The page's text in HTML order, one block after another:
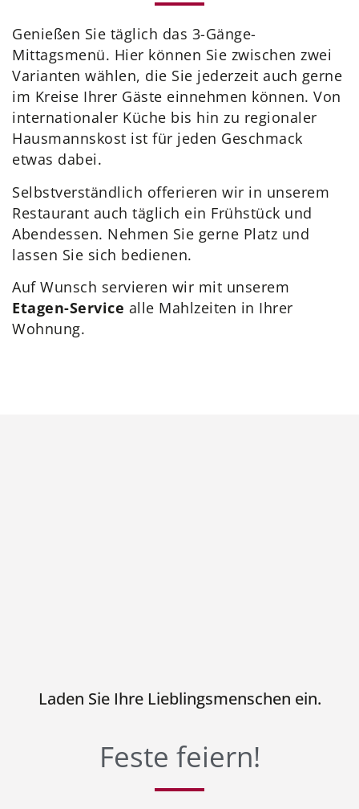
Genießen Sie täglich das 3-Gänge-
Mittagsmenü. Hier können Sie zwischen zwei
Varianten wählen, die Sie jederzeit auch gerne
im Kreise Ihrer Gäste einnehmen können. Von
internationaler Küche bis hin zu regionaler
Hausmannskost ist für jeden Geschmack
etwas dabei.
Selbstverständlich offerieren wir in unserem
Restaurant auch täglich ein Frühstück und
Abendessen. Nehmen Sie gerne Platz und
lassen Sie sich bedienen.
Auf Wunsch servieren wir mit unserem
Etagen-Service alle Mahlzeiten in Ihrer
Wohnung.
Laden Sie Ihre Lieblingsmenschen ein.
Feste feiern!